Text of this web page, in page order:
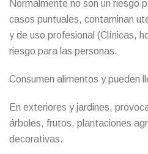
Normalmente no son un riesgo
casos puntuales, contaminan
y de uso profesional (Clínicas,
riesgo para las personas.
Consumen alimentos y pueden
En exteriores y jardines,
árboles, frutos, plantaciones
decorativas.